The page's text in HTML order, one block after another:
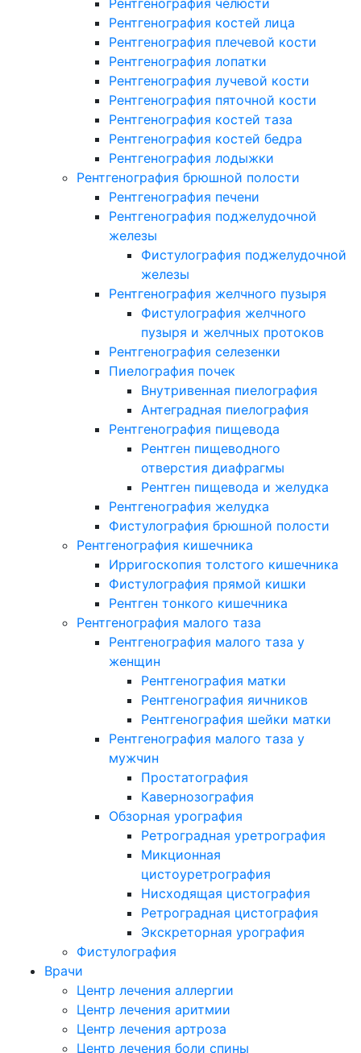
Рентгенография челюсти
Рентгенография костей лица
Рентгенография плечевой кости
Рентгенография лопатки
Рентгенография лучевой кости
Рентгенография пяточной кости
Рентгенография костей таза
Рентгенография костей бедра
Рентгенография лодыжки
Рентгенография брюшной полости
Рентгенография печени
Рентгенография поджелудочной
железы
Фистулография поджелудочной
железы
Рентгенография желчного пузыря
Фистулография желчного
пузыря и желчных протоков
Рентгенография селезенки
Пиелография почек
Внутривенная пиелография
Антеградная пиелография
Рентгенография пищевода
Рентген пищеводного
отверстия диафрагмы
Рентген пищевода и желудка
Рентгенография желудка
Фистулография брюшной полости
Рентгенография кишечника
Ирригоскопия толстого кишечника
Фистулография прямой кишки
Рентген тонкого кишечника
Рентгенография малого таза
Рентгенография малого таза у
женщин
Рентгенография матки
Рентгенография яичников
Рентгенография шейки матки
Рентгенография малого таза у
мужчин
Простатография
Кавернозография
Обзорная урография
Ретроградная уретрография
Микционная
цистоуретрография
Нисходящая цистография
Ретроградная цистография
Экскреторная урография
Фистулография
Врачи
Центр лечения аллергии
Центр лечения аритмии
Центр лечения артроза
Центр лечения боли спины